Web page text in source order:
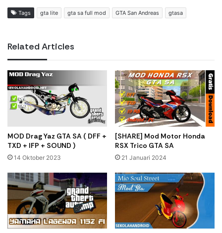
Tags gta lite gta sa full mod GTA San Andreas gtasa
Related Articles
MOD Drag Yaz GTA SA ( DFF +
TXD + IFP + SOUND )
14 Oktober 2023
[SHARE] Mod Motor Honda
RSX Trico GTA SA
21 Januari 2024